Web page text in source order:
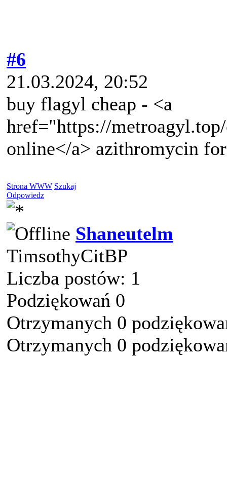
#6
21.03.2024, 20:52
buy flagyl cheap - <a
href="https://
online</a> azithromycin
Strona WWW Szukaj
Odpowiedz
Shaneutelm
TimsothyCitBP
Liczba postów: 1
Podziękowań 0
Otrzymanych 0
Otrzymanych 0